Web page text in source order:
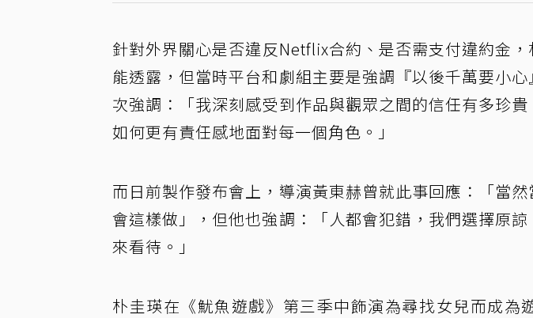
針對外界關心是否違反Netflix合約、是否需支付違約金
能透露，但當時平台和劇組主要是強調『以後千萬要小
次強調：「我深刻感受到作品與觀眾之間的信任有多珍
如何更有責任感地面對每一個角色。」
而日前製作發布會上，導演黃東赫曾就此事回應：「當
會這樣做」，但他也強調：「人都會犯錯，我們選擇原
來看待。」
朴圭瑛在《魷魚遊戲》第三季中飾演為尋找女兒而成為